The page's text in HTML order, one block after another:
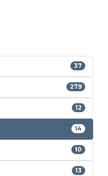
37
279
12
14
10
13